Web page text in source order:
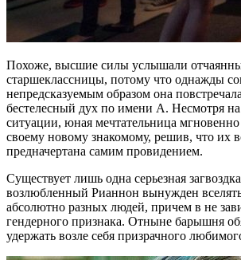
Похоже, высшие силы услышали
старшеклассницы, потому что однажды
непредсказуемым образом она
бестелесный дух по имени А. Несмотря
ситуации, юная мечтательница мгновенно
своему новому знакомому, решив, что их
предначертана самим провидением.
Существует лишь одна серьезная
возлюбленный Рианнон вынужден
абсолютно разных людей, причем в не
гендерного признака. Отныне барышня
удержать возле себя призрачного